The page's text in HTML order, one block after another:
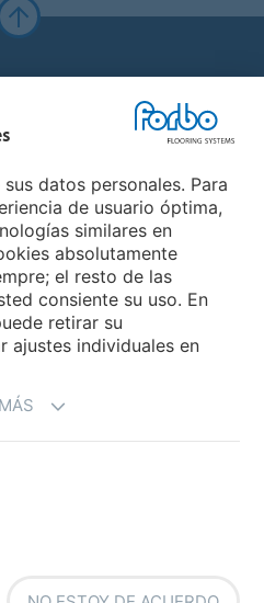
datos personales. Para
de usuario óptima,
similares en
absolutamente
el resto de las
consiente su uso. En
retirar su
ajustes individuales en